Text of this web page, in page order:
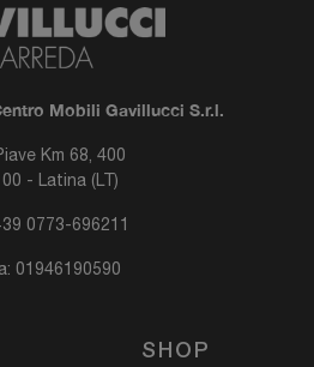
Mobili Gavillucci S.r.l.
Km 68, 400
- Latina (LT)
0773-696211
01946190590
SHOP